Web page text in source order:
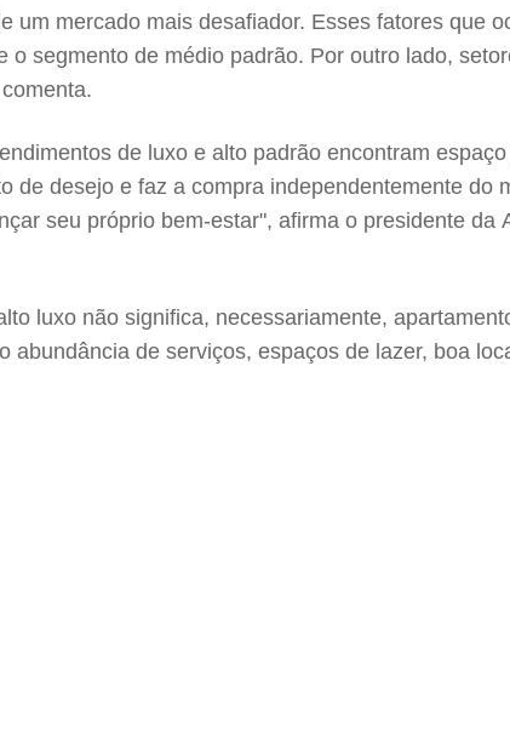
um mercado mais desafiador. Esses fatores que
o segmento de médio padrão. Por outro lado,
de luxo e alto padrão encontram
de desejo e faz a compra independentemente
seu próprio bem-estar", afirma o presidente
luxo não significa, necessariamente,
abundância de serviços, espaços de lazer, boa